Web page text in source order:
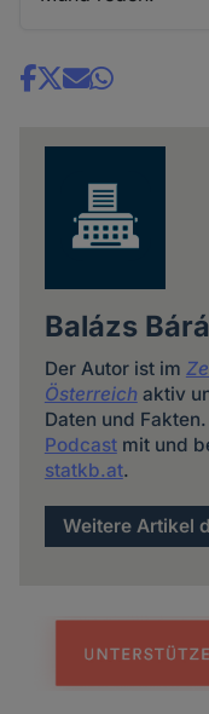
Share
Balázs
Der Autor ist im
Österreich aktiv
Daten und
Podcastmit und
statkb.at.
Weitere Artikel